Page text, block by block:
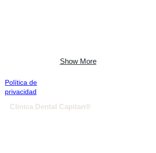
Show More
Política de
privacidad
Clinica Dental Capitan®